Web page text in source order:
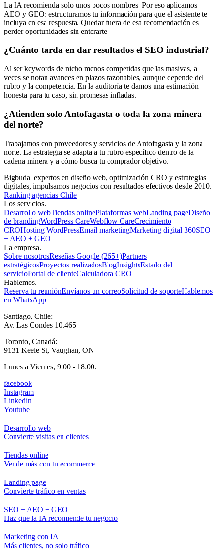
La IA recomienda solo unos pocos nombres. Por eso aplicamos
AEO y GEO: estructuramos tu información para que el asistente te
incluya en esa respuesta. Quedar fuera de esa recomendación es
perder oportunidades sin enterarte.
¿Cuánto tarda en dar resultados el SEO industrial?
Al ser keywords de nicho menos competidas que las masivas, a
veces se notan avances en plazos razonables, aunque depende del
rubro y la competencia. En la auditoría te damos una estimación
honesta para tu caso, sin promesas infladas.
¿Atienden solo Antofagasta o toda la zona minera
del norte?
Trabajamos con proveedores y servicios de Antofagasta y la zona
norte. La estrategia se adapta a tu rubro específico dentro de la
cadena minera y a cómo busca tu comprador objetivo.
Bigbuda, expertos en diseño web, optimización CRO y estrategias
digitales, impulsamos negocios con resultados efectivos desde 2010.
Ranking agencias Chile
Los servicios.
Desarrollo webTiendas onlinePlataformas webLanding pageDiseño
de brandingWordPress CareWebflow CareCrecimiento
CROHosting WordPressEmail marketingMarketing digital 360SEO
+ AEO + GEO
La empresa.
Sobre nosotrosReseñas Google (265+)Partners
estratégicosProyectos realizadosBlogInsightsEstado del
servicioPortal de clienteCalculadora CRO
Hablemos.
Reserva tu reuniónEnvíanos un correoSolicitud de soporteHablemos
en WhatsApp
Santiago, Chile:
Av. Las Condes 10.465
Toronto, Canadá:
9131 Keele St, Vaughan, ON
Lunes a Viernes, 9:00 - 18:00.
facebook
Instagram
Linkedin
Youtube
Desarrollo web
Convierte visitas en clientes
Tiendas online
Vende más con tu ecommerce
Landing page
Convierte tráfico en ventas
SEO + AEO + GEO
Haz que la IA recomiende tu negocio
Marketing con IA
Más clientes, no solo tráfico